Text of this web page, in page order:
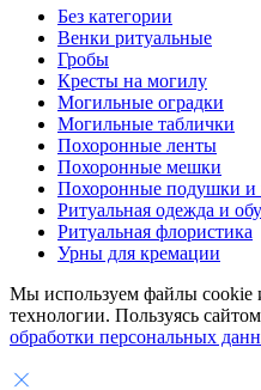
Без категории
Венки ритуальные
Гробы
Кресты на могилу
Могильные оградки
Могильные таблички
Похоронные ленты
Похоронные мешки
Похоронные подушки и
Ритуальная одежда и
Ритуальная флористика
Урны для кремации
Мы используем файлы cookie
технологии. Пользуясь
обработки персональных